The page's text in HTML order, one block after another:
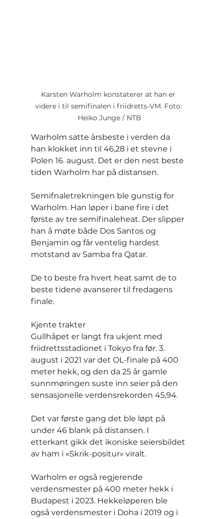
Karsten Warholm konstaterer at han er
videre i til semifinalen i friidretts-VM. Foto:
Heiko Junge / NTB
Warholm satte årsbeste i verden da
han klokket inn til 46,28 i et stevne i
Polen 16. august. Det er den nest beste
tiden Warholm har på distansen.
Semifnaletrekningen ble gunstig for
Warholm. Han løper i bane fire i det
første av tre semifinaleheat. Der slipper
han å møte både Dos Santos og
Benjamin og får ventelig hardest
motstand av Samba fra Qatar.
De to beste fra hvert heat samt de to
beste tidene avanserer til fredagens
finale.
Kjente trakter
Gullhåpet er langt fra ukjent med
friidrettsstadionet i Tokyo fra før. 3.
august i 2021 var det OL-finale på 400
meter hekk, og den da 25 år gamle
sunnmøringen suste inn seier på den
sensasjonelle verdensrekorden 45,94.
Det var første gang det ble løpt på
under 46 blank på distansen. I
etterkant gikk det ikoniske seiersbildet
av ham i «Skrik-positur» viralt.
Warholm er også regjerende
verdensmester på 400 meter hekk i
Budapest i 2023. Hekkeløperen ble
også verdensmester i Doha i 2019 og i